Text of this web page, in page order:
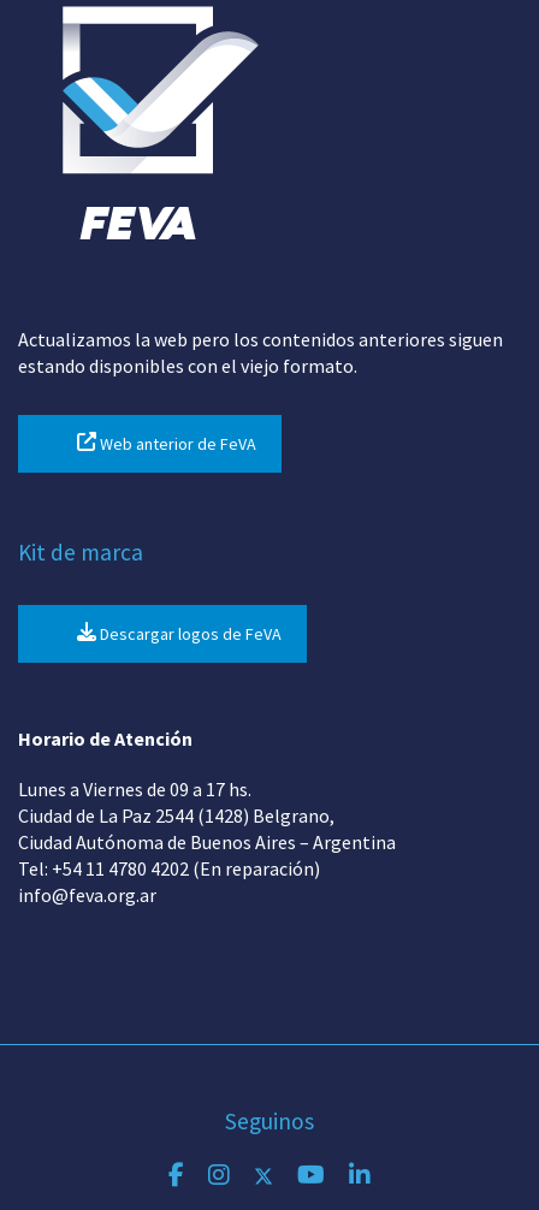
Actualizamos la web pero los contenidos anteriores siguen
estando disponibles con el viejo formato.
Web anterior de FeVA
Kit de marca
Descargar logos de FeVA
Horario de Atención
Lunes a Viernes de 09 a 17 hs.
Ciudad de La Paz 2544 (1428) Belgrano,
Ciudad Autónoma de Buenos Aires – Argentina
Tel: +54 11 4780 4202 (En reparación)
info@feva.org.ar
Seguinos